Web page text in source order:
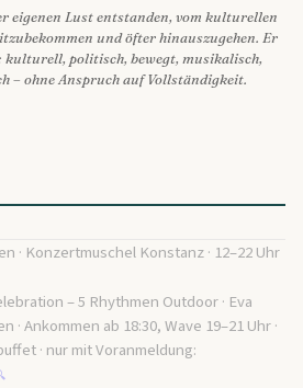
eigenen Lust entstanden, vom kulturellen
und öfter hinauszugehen. Er
politisch, bewegt, musikalisch,
– ohne Anspruch auf Vollständigkeit.
· Konzertmuschel Konstanz · 12–22 Uhr
– 5 Rhythmen Outdoor · Eva
· Ankommen ab 18:30, Wave 19–21 Uhr ·
· nur mit Voranmeldung: